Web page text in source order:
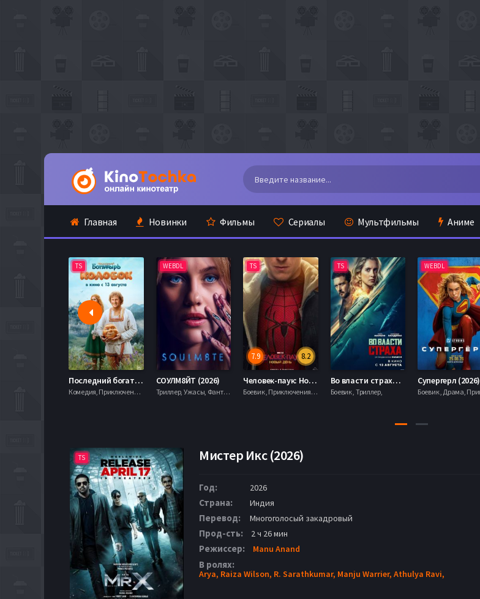
Главная Новинки Фильмы Сериалы Мультфильмы Аниме
TS
Последний богатырь. Колобок (2026)
Комедия, Приключения, Фэнтези,
WEBDL
СОУЛМ8ЙТ (2026)
Триллер, Ужасы, Фантастика,
TS
8.2
7.9
Человек-паук: Новый день (2026)
Боевик , Приключения, Фантастика, Фэнтези,
TS
Во власти страха (2026)
Боевик , Триллер,
WEBDL
Супергерл (2026)
TS Мистер Икс (2026)
Год: 2026
Страна: Индия
Перевод: Многоголосый закадровый
Прод-сть: 2 ч 26 мин
Режиссер: Manu Anand
В ролях:
Arya, Raiza Wilson, R. Sarathkumar, Manju Warrier, Athulya Ravi,